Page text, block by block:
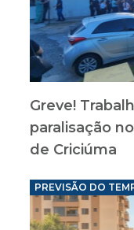
Greve!
paralisação
de Criciúma
PREVISÃO DO